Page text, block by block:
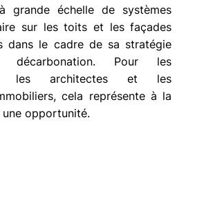
grande échelle de systèmes
sur les toits et les façades
dans le cadre de sa stratégie
décarbonation. Pour les
les architectes et les
cela représente à la
opportunité.